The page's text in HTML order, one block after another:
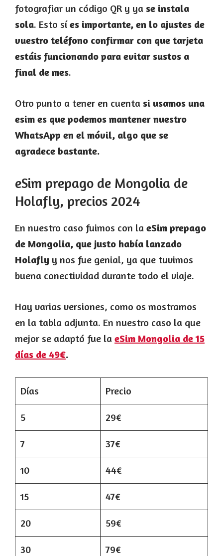
fotografiar un código QR y ya se instala
sola. Esto síes importante, en lo ajustes de
vuestro teléfono confirmar con que tarjeta
estáis funcionando para evitar sustos a
final de mes.
Otro punto a tener en cuenta si usamos una
esim es que podemos mantener nuestro
WhatsApp en el móvil, algo que se
agradece bastante.
eSim prepago de Mongolia de
Holafly, precios 2024
En nuestro caso fuimos con la eSim prepago
de Mongolia, que justo había lanzado
Holafly y nos fue genial, ya que tuvimos
buena conectividad durante todo el viaje.
Hay varias versiones, como os mostramos
en la tabla adjunta. En nuestro caso la que
mejor se adaptó fue la eSim Mongolia de 15
días de 49€.
Días Precio
5 29€
7 37€
10 44€
15 47€
20 59€
30 79€